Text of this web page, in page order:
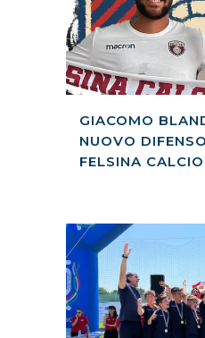
GIACOMO
NUOVO
FELSINA CALCIO